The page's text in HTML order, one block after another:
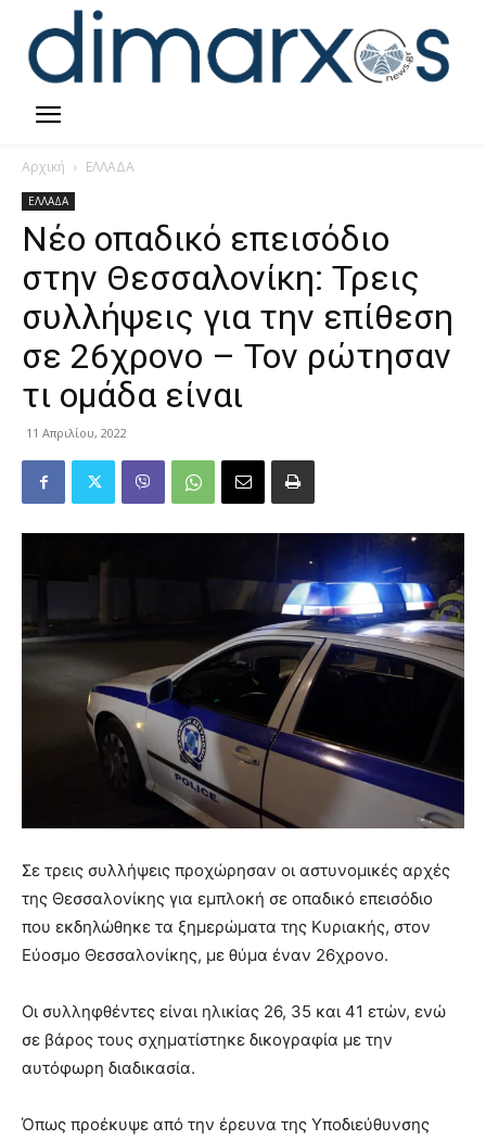
Αρχική ΕΛΛΑΔΑ
ΕΛΛΑΔΑ
Νέο οπαδικό επεισόδιο
στην Θεσσαλονίκη: Τρεις
συλλήψεις για την επίθεση
σε 26χρονο – Τον ρώτησαν
τι ομάδα είναι
11 Απριλίου, 2022
Σε τρεις συλλήψεις προχώρησαν οι αστυνομικές αρχές
της Θεσσαλονίκης για εμπλοκή σε οπαδικό επεισόδιο
που εκδηλώθηκε τα ξημερώματα της Κυριακής, στον
Εύοσμο Θεσσαλονίκης, με θύμα έναν 26χρονο.
Οι συλληφθέντες είναι ηλικίας 26, 35 και 41 ετών, ενώ
σε βάρος τους σχηματίστηκε δικογραφία με την
αυτόφωρη διαδικασία.
Όπως προέκυψε από την έρευνα της Υποδιεύθυνσης